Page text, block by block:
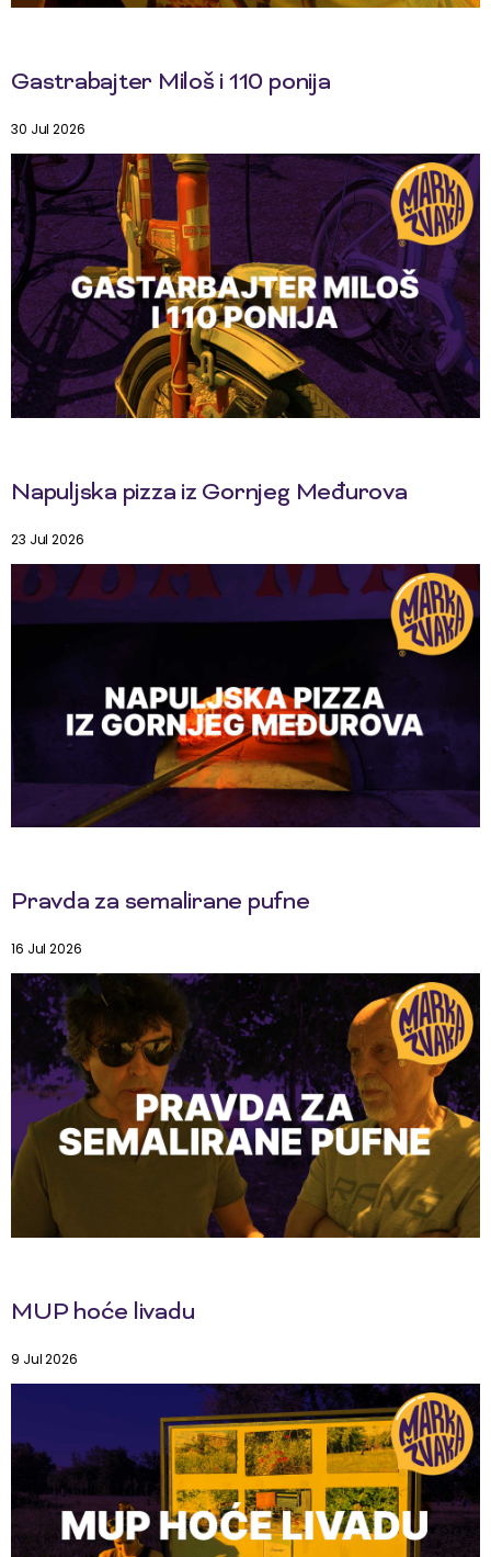
Gastrabajter Miloš i 110 ponija
30 Jul 2026
Napuljska pizza iz Gornjeg Međurova
23 Jul 2026
Pravda za semalirane pufne
16 Jul 2026
MUP hoće livadu
9 Jul 2026